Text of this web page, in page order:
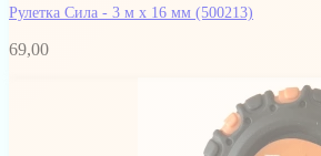
Рулетка Сила - 3 м x 16 мм (500213)
69,00